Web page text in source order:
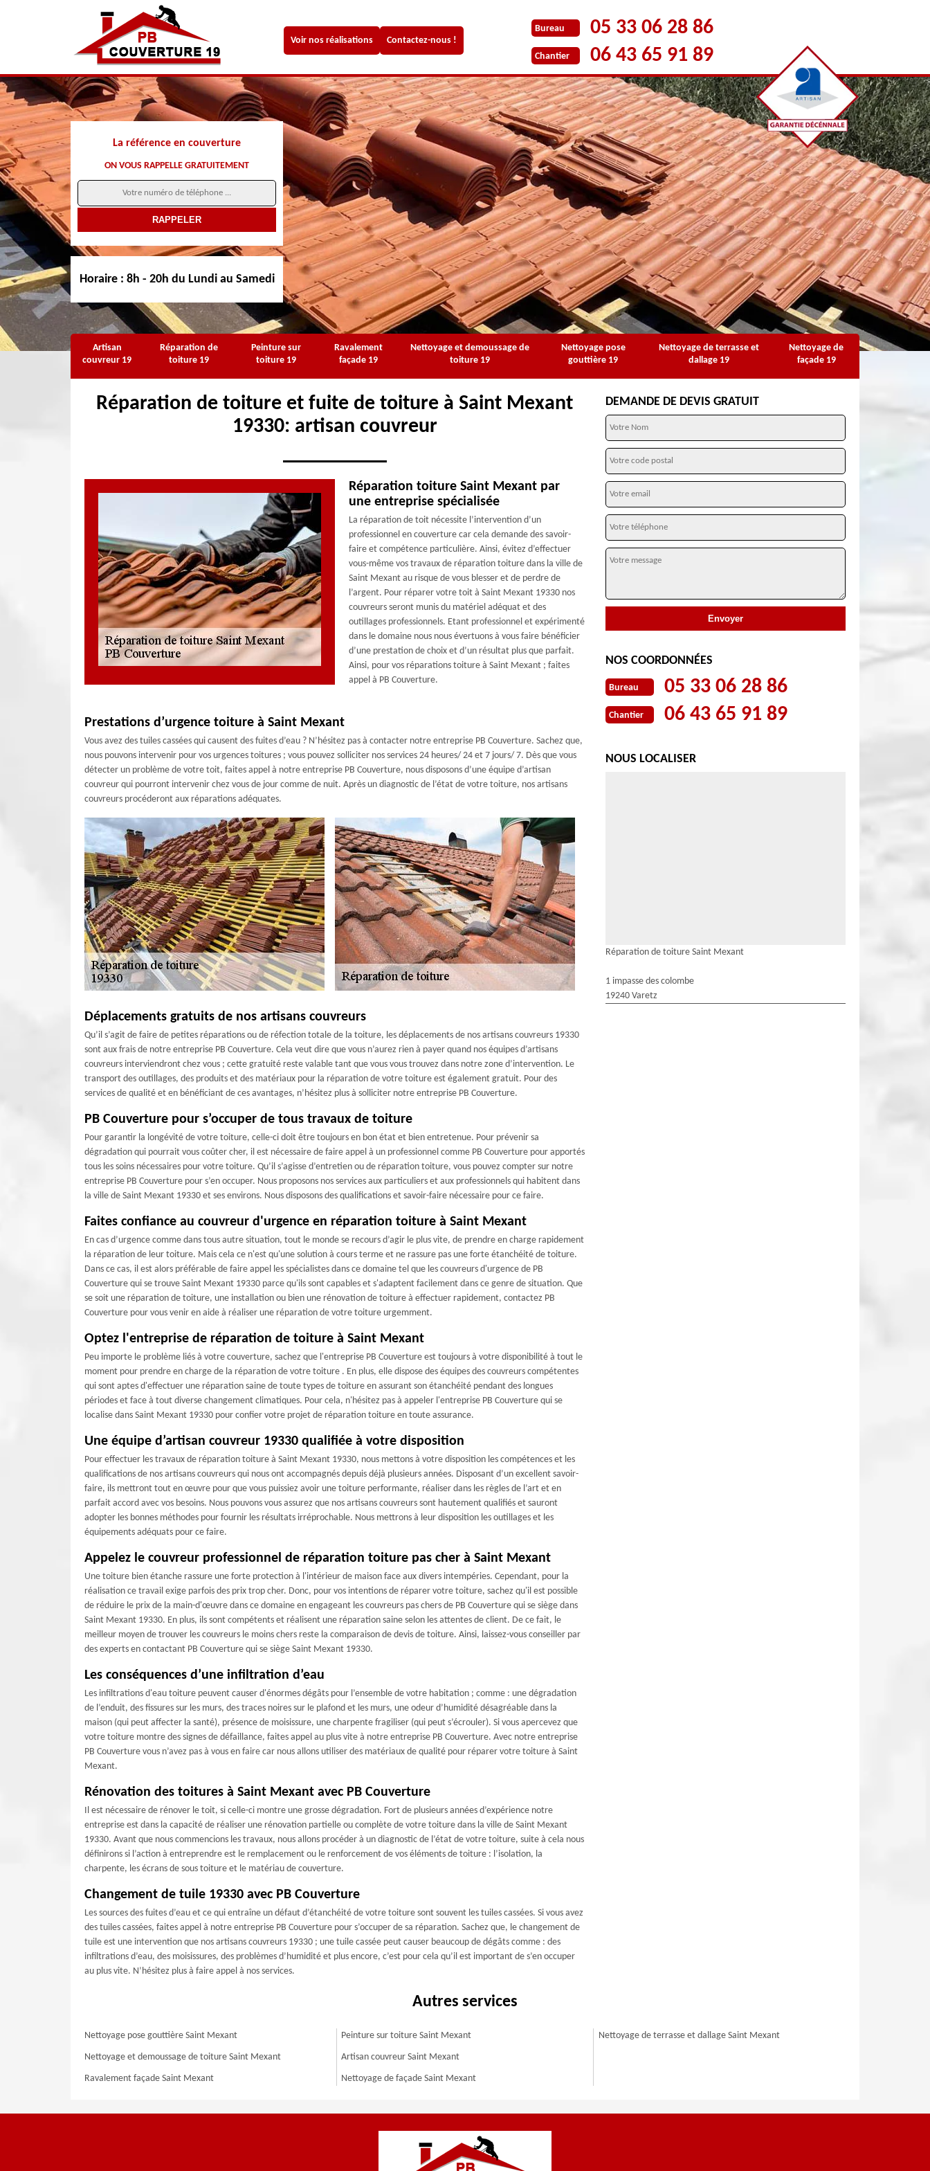
Voir nos réalisations Contactez-nous !
Bureau 05 33 06 28 86
Chantier 06 43 65 91 89
La référence en couverture
ON VOUS RAPPELLE GRATUITEMENT
Horaire : 8h - 20h du Lundi au Samedi
Artisan
couvreur 19
Réparation de
toiture 19
Peinture sur
toiture 19
Ravalement
façade 19
Nettoyage et demoussage de
toiture 19
Nettoyage pose
gouttière 19
Nettoyage de terrasse et
dallage 19
Nettoyage de
façade 19
Réparation de toiture et fuite de toiture à Saint Mexant
19330: artisan couvreur
Réparation toiture Saint Mexant par
une entreprise spécialisée
La réparation de toit nécessite l’intervention d’un
professionnel en couverture car cela demande des savoir-
faire et compétence particulière. Ainsi, évitez d’effectuer
vous-même vos travaux de réparation toiture dans la ville de
Saint Mexant au risque de vous blesser et de perdre de
l’argent. Pour réparer votre toit à Saint Mexant 19330 nos
couvreurs seront munis du matériel adéquat et des
outillages professionnels. Etant professionnel et expérimenté
dans le domaine nous nous évertuons à vous faire bénéficier
d’une prestation de choix et d’un résultat plus que parfait.
Ainsi, pour vos réparations toiture à Saint Mexant ; faites
appel à PB Couverture.
Prestations d’urgence toiture à Saint Mexant
Vous avez des tuiles cassées qui causent des fuites d’eau ? N’hésitez pas à contacter notre entreprise PB Couverture. Sachez que,
nous pouvons intervenir pour vos urgences toitures ; vous pouvez solliciter nos services 24 heures/ 24 et 7 jours/ 7. Dès que vous
détecter un problème de votre toit, faites appel à notre entreprise PB Couverture, nous disposons d’une équipe d’artisan
couvreur qui pourront intervenir chez vous de jour comme de nuit. Après un diagnostic de l’état de votre toiture, nos artisans
couvreurs procéderont aux réparations adéquates.
Déplacements gratuits de nos artisans couvreurs
Qu’il s’agit de faire de petites réparations ou de réfection totale de la toiture, les déplacements de nos artisans couvreurs 19330
sont aux frais de notre entreprise PB Couverture. Cela veut dire que vous n’aurez rien à payer quand nos équipes d’artisans
couvreurs interviendront chez vous ; cette gratuité reste valable tant que vous vous trouvez dans notre zone d’intervention. Le
transport des outillages, des produits et des matériaux pour la réparation de votre toiture est également gratuit. Pour des
services de qualité et en bénéficiant de ces avantages, n’hésitez plus à solliciter notre entreprise PB Couverture.
PB Couverture pour s’occuper de tous travaux de toiture
Pour garantir la longévité de votre toiture, celle-ci doit être toujours en bon état et bien entretenue. Pour prévenir sa
dégradation qui pourrait vous coûter cher, il est nécessaire de faire appel à un professionnel comme PB Couverture pour apportés
tous les soins nécessaires pour votre toiture. Qu’il s’agisse d’entretien ou de réparation toiture, vous pouvez compter sur notre
entreprise PB Couverture pour s’en occuper. Nous proposons nos services aux particuliers et aux professionnels qui habitent dans
la ville de Saint Mexant 19330 et ses environs. Nous disposons des qualifications et savoir-faire nécessaire pour ce faire.
Faites confiance au couvreur d'urgence en réparation toiture à Saint Mexant
En cas d’urgence comme dans tous autre situation, tout le monde se recours d’agir le plus vite, de prendre en charge rapidement
la réparation de leur toiture. Mais cela ce n'est qu'une solution à cours terme et ne rassure pas une forte étanchéité de toiture.
Dans ce cas, il est alors préférable de faire appel les spécialistes dans ce domaine tel que les couvreurs d'urgence de PB
Couverture qui se trouve Saint Mexant 19330 parce qu'ils sont capables et s'adaptent facilement dans ce genre de situation. Que
se soit une réparation de toiture, une installation ou bien une rénovation de toiture à effectuer rapidement, contactez PB
Couverture pour vous venir en aide à réaliser une réparation de votre toiture urgemment.
Optez l'entreprise de réparation de toiture à Saint Mexant
Peu importe le problème liés à votre couverture, sachez que l'entreprise PB Couverture est toujours à votre disponibilité à tout le
moment pour prendre en charge de la réparation de votre toiture . En plus, elle dispose des équipes des couvreurs compétentes
qui sont aptes d'effectuer une réparation saine de toute types de toiture en assurant son étanchéité pendant des longues
périodes et face à tout diverse changement climatiques. Pour cela, n'hésitez pas à appeler l'entreprise PB Couverture qui se
localise dans Saint Mexant 19330 pour confier votre projet de réparation toiture en toute assurance.
Une équipe d’artisan couvreur 19330 qualifiée à votre disposition
Pour effectuer les travaux de réparation toiture à Saint Mexant 19330, nous mettons à votre disposition les compétences et les
qualifications de nos artisans couvreurs qui nous ont accompagnés depuis déjà plusieurs années. Disposant d’un excellent savoir-
faire, ils mettront tout en œuvre pour que vous puissiez avoir une toiture performante, réaliser dans les règles de l’art et en
parfait accord avec vos besoins. Nous pouvons vous assurez que nos artisans couvreurs sont hautement qualifiés et sauront
adopter les bonnes méthodes pour fournir les résultats irréprochable. Nous mettrons à leur disposition les outillages et les
équipements adéquats pour ce faire.
Appelez le couvreur professionnel de réparation toiture pas cher à Saint Mexant
Une toiture bien étanche rassure une forte protection à l'intérieur de maison face aux divers intempéries. Cependant, pour la
réalisation ce travail exige parfois des prix trop cher. Donc, pour vos intentions de réparer votre toiture, sachez qu'il est possible
de réduire le prix de la main-d'œuvre dans ce domaine en engageant les couvreurs pas chers de PB Couverture qui se siège dans
Saint Mexant 19330. En plus, ils sont compétents et réalisent une réparation saine selon les attentes de client. De ce fait, le
meilleur moyen de trouver les couvreurs le moins chers reste la comparaison de devis de toiture. Ainsi, laissez-vous conseiller par
des experts en contactant PB Couverture qui se siège Saint Mexant 19330.
Les conséquences d’une infiltration d’eau
Les infiltrations d'eau toiture peuvent causer d'énormes dégâts pour l’ensemble de votre habitation ; comme : une dégradation
de l’enduit, des fissures sur les murs, des traces noires sur le plafond et les murs, une odeur d’humidité désagréable dans la
maison (qui peut affecter la santé), présence de moisissure, une charpente fragiliser (qui peut s’écrouler). Si vous apercevez que
votre toiture montre des signes de défaillance, faites appel au plus vite à notre entreprise PB Couverture. Avec notre entreprise
PB Couverture vous n’avez pas à vous en faire car nous allons utiliser des matériaux de qualité pour réparer votre toiture à Saint
Mexant.
Rénovation des toitures à Saint Mexant avec PB Couverture
Il est nécessaire de rénover le toit, si celle-ci montre une grosse dégradation. Fort de plusieurs années d’expérience notre
entreprise est dans la capacité de réaliser une rénovation partielle ou complète de votre toiture dans la ville de Saint Mexant
19330. Avant que nous commencions les travaux, nous allons procéder à un diagnostic de l’état de votre toiture, suite à cela nous
définirons si l’action à entreprendre est le remplacement ou le renforcement de vos éléments de toiture : l’isolation, la
charpente, les écrans de sous toiture et le matériau de couverture.
Changement de tuile 19330 avec PB Couverture
Les sources des fuites d’eau et ce qui entraîne un défaut d’étanchéité de votre toiture sont souvent les tuiles cassées. Si vous avez
des tuiles cassées, faites appel à notre entreprise PB Couverture pour s’occuper de sa réparation. Sachez que, le changement de
tuile est une intervention que nos artisans couvreurs 19330 ; une tuile cassée peut causer beaucoup de dégâts comme : des
infiltrations d’eau, des moisissures, des problèmes d’humidité et plus encore, c’est pour cela qu’il est important de s’en occuper
au plus vite. N’hésitez plus à faire appel à nos services.
DEMANDE DE DEVIS GRATUIT
NOS COORDONNÉES
Bureau 05 33 06 28 86
Chantier 06 43 65 91 89
NOUS LOCALISER
Réparation de toiture Saint Mexant
1 impasse des colombe
19240 Varetz
Autres services
Nettoyage pose gouttière Saint Mexant
Nettoyage et demoussage de toiture Saint Mexant
Ravalement façade Saint Mexant
Peinture sur toiture Saint Mexant
Artisan couvreur Saint Mexant
Nettoyage de façade Saint Mexant
Nettoyage de terrasse et dallage Saint Mexant